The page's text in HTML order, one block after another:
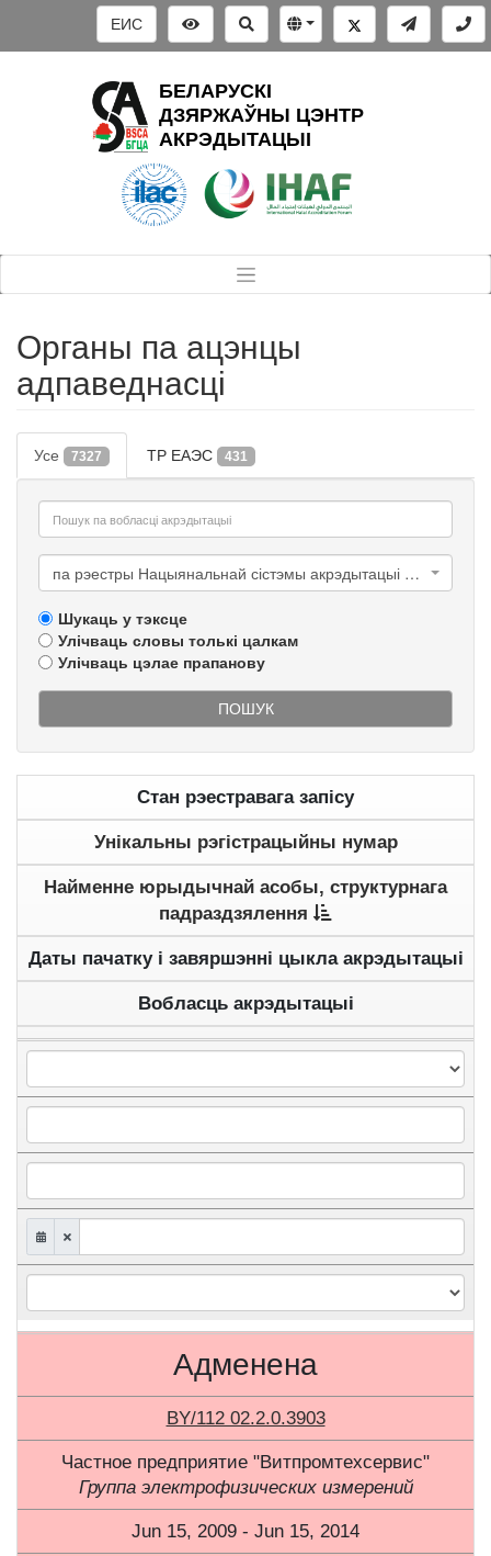
ЕИС
БЕЛАРУСКІ
ДЗЯРЖАЎНЫ ЦЭНТР
АКРЭДЫТАЦЫІ
Органы па ацэнцы
адпаведнасці
Усе 7327 ТР ЕАЭС 431
па рэестры Нацыянальнай сістэмы акрэдытацыі Рэспублікі Беларусь
Шукаць у тэксце
Улічваць словы толькі цалкам
Улічваць цэлае прапанову
ПОШУК
Стан рэестравага запісу
Унікальны рэгістрацыйны нумар
Найменне юрыдычнай асобы, структурнага
падраздзялення
Даты пачатку і завяршэнні цыкла акрэдытацыі
Вобласць акрэдытацыі
Адменена
BY/112 02.2.0.3903
Частное предприятие "Витпромтехсервис"
Группа электрофизических измерений
Jun 15, 2009 - Jun 15, 2014